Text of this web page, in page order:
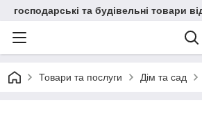
господарські та будівельні товари
Товари та послуги Дім та сад